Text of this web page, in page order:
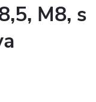
M8, s